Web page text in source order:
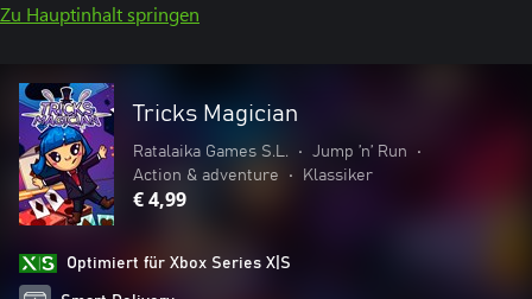
Zu Hauptinhalt springen
Tricks Magician
Ratalaika Games S.L. • Jump ’n’ Run
•
Action & adventure
• Klassiker
€ 4,99
Optimiert für Xbox Series X|S